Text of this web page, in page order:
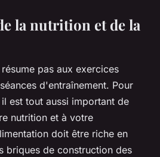
la nutrition et de la
pas aux exercices
d'entraînement. Pour
est tout aussi important de
nutrition et à votre
doit être riche en
briques de construction des